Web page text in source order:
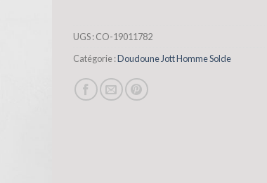
UGS :CO-19011782
Catégorie :Doudoune Jott Homme Solde